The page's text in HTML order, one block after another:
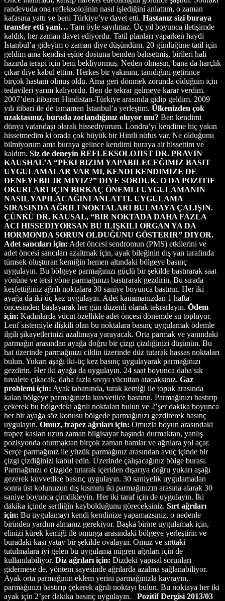
randevuda ona refleksolojinin nasıl işlediğini anlattım, o zaman
kafasına yattı ve beni Türkiye’ye davet etti. Hastanız sizi buraya
transfer etti yani… Tam öyle sayılmaz. Üç yıl boyunca iletişimde
kaldık, her zaman davet ediyordu. Tatil planları yaparken haydi
İstanbul’a gideyim o zaman diye düşündüm. 20 günlüğüne tatil için
geldim ama kendisi eşine dostuna benden bahsetmiş, birileri hali
hazırda terapi için beni bekliyormuş. Neden olmasın, bana da harçlık
çıkar diye kabul ettim. Herkes bir yakınını, tanıdığını getirince
birçok hastam olmuş oldu. Ama geri dönmek zorunda olduğum için
tedavileri yarım kalıyordu. Ben de tekrar gelmeye karar verdim.
2007’den itibaren Hindistan-Türkiye arasında gidip geldim. 2009
yılı itibari ile de tamamen İstanbul’a yerleştim. Ülkenizden çok
uzaktasınız, burada zorlandığınız oluyor mu? Ben kendimi
dünya vatandaşı olarak hissediyorum. Londra’yı kendime hiç yakın
hissetmedim ki orada çok büyük bir Hintli nüfus var. Ne olduğunu
bilmiyorum ama buraya gelince kendimi buraya ait hissettim ve
kaldım. Siz de deneyin REFLEKSOLOJIST DR. PRAVIN
KAUSHAL’A “PEKI BIZIM YAPABILECEĞIMIZ BASIT
UYGULAMALAR VAR MI, KENDI KENDIMIZE DE
DENEYEBILIR MIYIZ?” DIYE SORDUK. O DA POZITIF
OKURLARI IÇIN BIRKAÇ ÖNEMLI UYGULAMANIN
NASIL YAPILACAĞINI ANLATTI. UYGULAMA
SIRASINDA AĞRILI NOKTALARI BULMAYA ÇALIŞIN.
ÇÜNKÜ DR. KAUSAL, “BIR NOKTADA DAHA FAZLA
ACI HISSEDIYORSAN BU ILIŞKILI ORGAN YA DA
HORMONDA SORUN OLDUĞUNU GÖSTERIR” DIYOR.
Adet sancıları için: Adet öncesi sendromun (PMS) etkilerini ve
adet öncesi sancıları azaltmak için, ayak bileğinin dış yan tarafında
tümsek oluşturan kemiğin hemen altındaki bölgeye basınç
uygulayın. Bu bölgeye parmağınızı güçlü bir şekilde bastırarak saat
yönüne ve tersi yöne parmağınızı bastırarak gezdirin. Bu sırada
keşfettiğiniz ağrılı noktalara 30 saniye boyunca bastırın. Her iki
ayağa da iki-üç kez uygulayın. Adet kanamanızdan 1 hafta
öncesinden başlayarak her gün düzenli olarak tekrarlayın. Ödem
için: Kadınlarda vücut özellikle adet öncesi dönemde su topluyor.
Lenf sistemiyle ilişkili olan bu noktalara basınç uygulamak ödemle
ilgili şikayetlerinizi azaltmaya yarayacak. Orta parmak ve yanındaki
parmağın arasından ayağa doğru bir çizgi çizdiğinizi düşünün. Bu
hat üzerinde parmağınızı cildin üzerinde düz tutarak hassas noktaları
bulun. Yukarı aşağı iki-üç kez basınç uygulayarak parmağınızı
gezdirin. Her iki ayağa da uygulayın. 24 saat boyunca daha sık
tuvalete çıkacak, daha fazla sıvıyı vücuttan atacaksınız. Gaz
problemi için: Ayak tabanında, tarak kemiği ile topuk arasında
kalan bölgeye parmağınızla kuvvetlice bastırın. Parmağınızı bastırıp
çekerek bu bölgedeki ağrılı noktaları bulun ve 2’şer dakika boyunca
her bir ayağa söz konusu bölgede parmağınızı gezdirerek basınç
uygulayın. Omuz, trapez ağrıları için: Omuzla boyun arasındaki
trapez kasları uzun zaman bilgisayar başında durmaktan, yanlış
pozisyonda oturmaktan birçok zaman hamlar ve ağrılara yol açar.
Serçe parmağınız ile yüzük parmağınız arasından avuç içinde bir
çizgi çizdiğinizi kabul edin. Üzerinde çalışacağınız bölge burası.
Parmağınızı o çizgide tutarak içeriden dışarıya doğru yukarı aşağı
gezerek kuvvetlice basınç uygulayın. 30 saniyelik uygulamadan
sonra üst kolunuzun dış kısmını iki parmağınızın arasına alarak 30
saniye boyunca çimdikleyin. Her iki taraf için de uygulayın. İki
dakika içinde sertliğin kaybolduğunu göreceksiniz. Sırt ağrıları
için: Bu uygulamayı kendi kendinize yapamazsınız, o nedenle
birinden yardım almanız gerekiyor. Başka birine uygulamak için,
elinizi kürek kemiği ile omurga arasındaki bölgeye yerleştirin ve
buradaki kası yatay bir şekilde ovalayın. Omuz ve sırttaki
tutulmalara iyi gelen bu uygulama migren ağrıları için de
kullanılabiliyor. Diz ağrıları için: Dizdeki yapısal sorunları
gidermese de, yöntem sayesinde ağrılarda azalma sağlanabiliyor.
Ayak orta parmağının eklem yerini parmağınızla kavrayın,
parmağınızı bastırıp çekerek ağrılı noktayı bulun. Bu noktaya her iki
ayak için 2’şer dakika basınç uygulayın. Pozitif Dergisi 2013/03